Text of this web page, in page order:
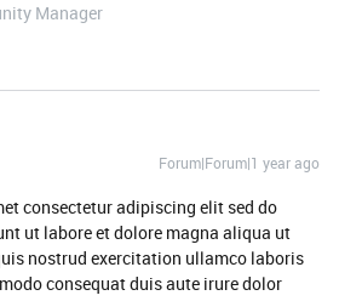
Manager
Forum|Forum|1 year ago
consectetur adipiscing elit sed do
ut labore et dolore magna aliqua ut
nostrud exercitation ullamco laboris
consequat duis aute irure dolor